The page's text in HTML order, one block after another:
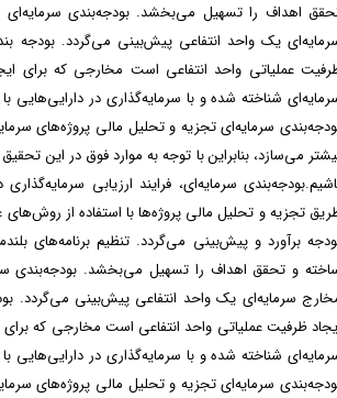
اهداف را تسهیل می‌بخشد. بودجه‌بندی
یک واحد انتفاعی پیش‌بینی می‌گردد. بودجه
عملیاتی واحد انتفاعی است مخارجی که برای
شناخته شده و با سرمایه‌گذاری در دارایی‌هایی
سرمایه‌ای تجزیه و تحلیل مالی پروژه‌های
می‌سازد، بنابراین با توجه به موارد فوق در این
سرمایه‌ای، فرایند ارزیابی
تجزیه و تحلیل مالی پروژه‌ها با استفاده از
برآورد و پیش‌بینی می‌گردد. تنظیم برنامه‌های
و تحقق اهداف را تسهیل می‌بخشد. بودجه‌بندی
سرمایه‌ای یک واحد انتفاعی پیش‌بینی می‌گردد.
ظرفیت عملیاتی واحد انتفاعی است مخارجی که
شناخته شده و با سرمایه‌گذاری در دارایی‌هایی
سرمایه‌ای تجزیه و تحلیل مالی پروژه‌های